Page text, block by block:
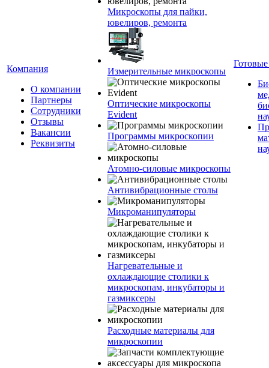
Компания
О компании
Партнеры
Сотрудники
Отзывы
Вакансии
Реквизиты
Микроскопы для пайки,
ювелиров, ремонта
Измерительные микроскопы
Оптические микроскопы
Evident
Программы микроскопии
Атомно-силовые микроскопы
Антивибрационные столы
Микроманипуляторы
Нагревательные и
охлаждающие столики к
микроскопам, инкубаторы и
газмиксеры
Расходные материалы для
микроскопии